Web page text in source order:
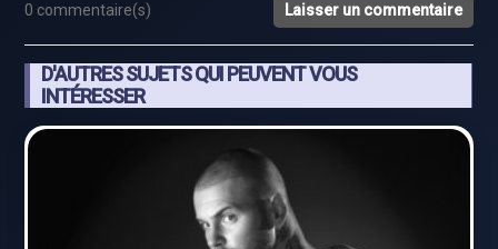
0 commentaire(s) Laisser un commentaire
D'AUTRES SUJETS QUI PEUVENT VOUS
INTÉRESSER